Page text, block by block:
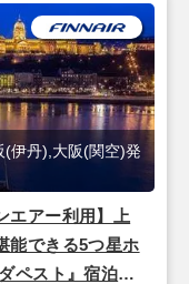
エアー利用】上
能できる5つ星ホ
ペスト』宿泊♪
(伊丹),大阪(関空)発